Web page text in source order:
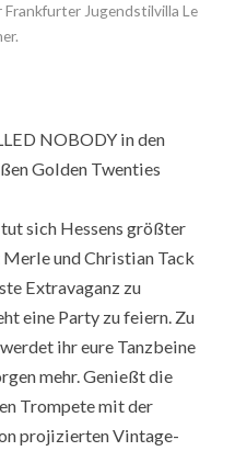
Jugendstilvilla Le
NOBODY in den
Golden Twenties
sich Hessens größter
und Christian Tack
Extravaganz zu
eine Party zu feiern. Zu
ihr eure Tanzbeine
mehr. Genießt die
Trompete mit der
projizierten Vintage-